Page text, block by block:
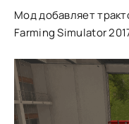
Мод добавляет
Farming Simulator